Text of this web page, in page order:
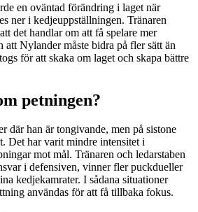
en oväntad förändring i laget när
ner i kedjeuppställningen. Tränaren
det handlar om att få spelare mer
Nylander måste bidra på fler sätt än
för att skaka om laget och skapa bättre
petningen?
där han är tongivande, men på sistone
Det har varit mindre intensitet i
mot mål. Tränaren och ledarstaben
i defensiven, vinner fler puckdueller
kedjekamrater. I sådana situationer
användas för att få tillbaka fokus.